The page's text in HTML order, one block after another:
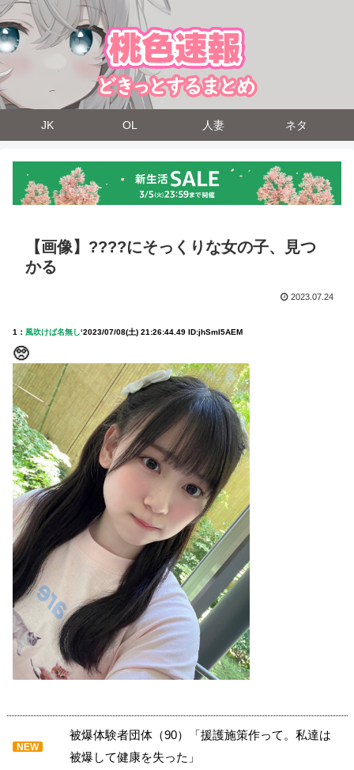
JK OL 人妻 ネタ
【画像】????にそっくりな女の子、見つ
かる
2023.07.24
1： 風吹けば名無し‘2023/07/08(土) 21:26:44.49 ID:jhSmI5AEM
🥺
NEW
被爆体験者団体（90）「援護施策作って。私達は
被爆して健康を失った」